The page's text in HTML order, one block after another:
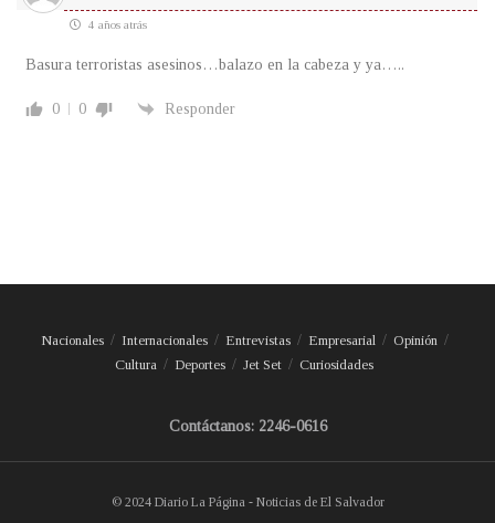
4 años atrás
Basura terroristas asesinos…balazo en la cabeza y ya…..
0 0 Responder
Nacionales Internacionales Entrevistas Empresarial
Opinión
Cultura
Deportes Jet Set Curiosidades
Contáctanos: 2246-0616
© 2024 Diario La Página - Noticias de El Salvador